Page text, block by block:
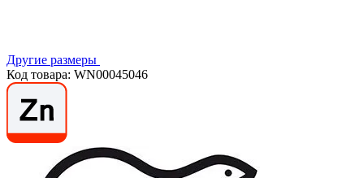
Другие размеры
Код товара: WN00045046